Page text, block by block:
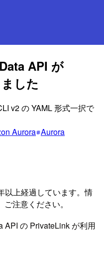
API が
した
v2 の YAML 形式一択で
Aurora Aurora
以上経過しています。情
注意ください。
API の PrivateLink が利用